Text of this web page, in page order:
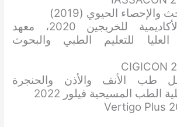
والإحصاء الحيوي (2019)
الفعالية الأكاديمية للخريجين 2020، معهد
العليا للتعليم الطبي والبحوث
طب الأنف والأذن والحنجرة
الطب المسيحية فيلور 2022